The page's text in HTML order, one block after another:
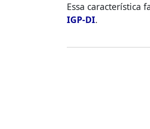
Essa característica
IGP-DI.